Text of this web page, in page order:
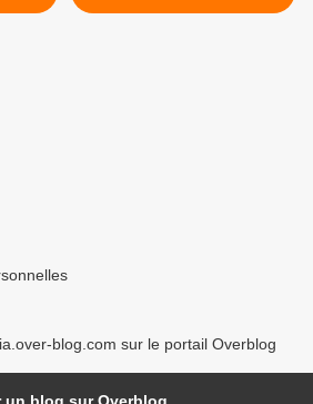
octobre 2021 ! >
blog.com sur le portail Overblog